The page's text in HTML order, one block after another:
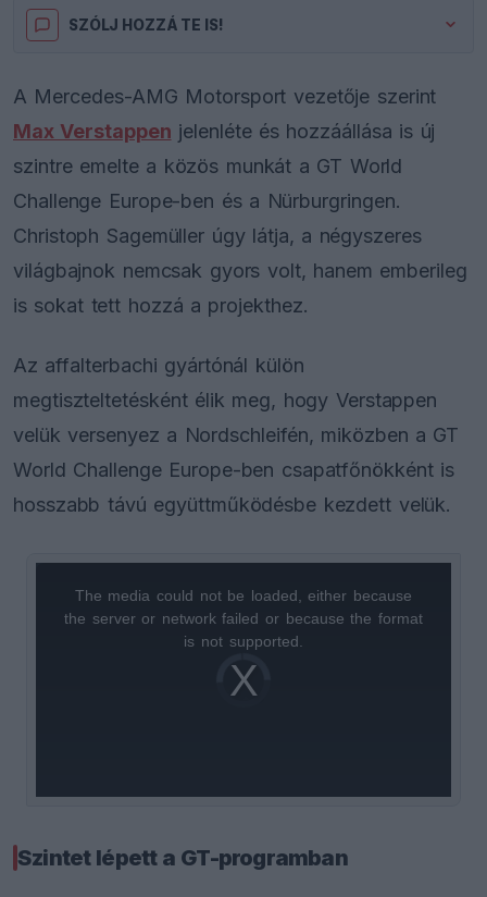
SZÓLJ HOZZÁ TE IS!
A Mercedes-AMG Motorsport vezetője szerint
Max Verstappen jelenléte és hozzáállása is új
szintre emelte a közös munkát a GT World
Challenge Europe-ben és a Nürburgringen.
Christoph Sagemüller úgy látja, a négyszeres
világbajnok nemcsak gyors volt, hanem emberileg
is sokat tett hozzá a projekthez.
Az affalterbachi gyártónál külön
megtiszteltetésként élik meg, hogy Verstappen
velük versenyez a Nordschleifén, miközben a GT
World Challenge Europe-ben csapatfőnökként is
hosszabb távú együttműködésbe kezdett velük.
Video
Player
loading.
The media could not be loaded, either because
the server or network failed or because the format
is not supported.
Szintet lépett a GT-programban